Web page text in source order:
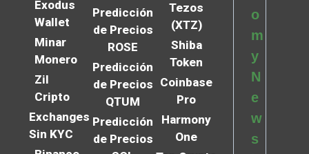
Exodus
Wallet
Minar
Monero
Zil
Cripto
Exchanges
Sin KYC
Predicción
de Precios
ROSE
Predicción
de Precios
QTUM
Predicción
de Precios
Tezos
(XTZ)
Shiba
Token
Coinbase
Pro
Harmony
One
o
m
y
N
e
w
s